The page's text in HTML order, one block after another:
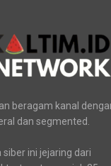
beragam kanal
dan segmented.
ini jejaring dari